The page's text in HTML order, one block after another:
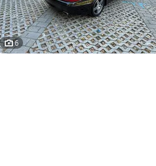
6